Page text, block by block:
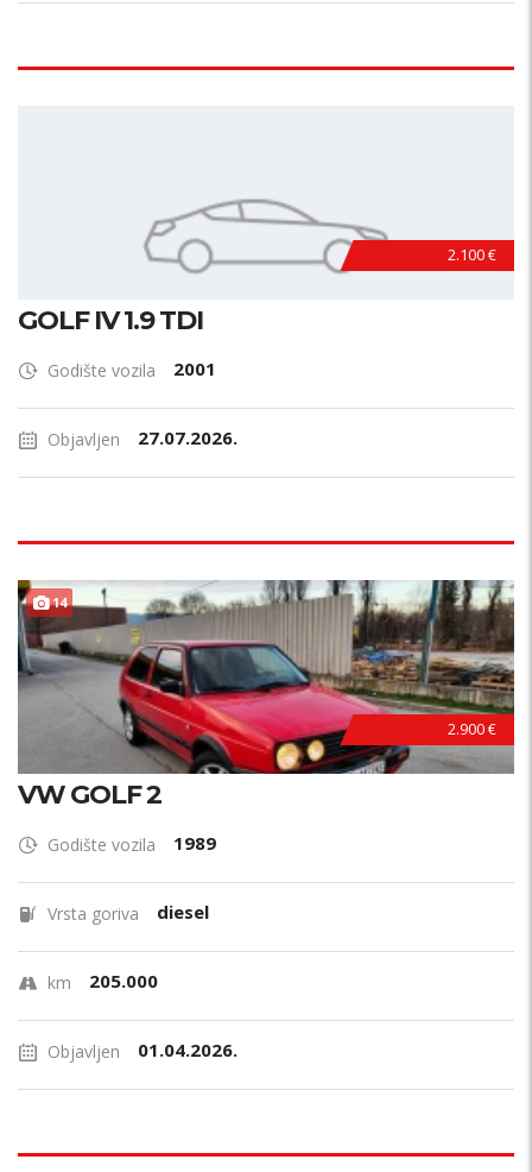
2.100 €
GOLF IV 1.9 TDI
Godište vozila 2001
Objavljen 27.07.2026.
14
2.900 €
VW GOLF 2
Godište vozila 1989
Vrsta goriva diesel
km 205.000
Objavljen 01.04.2026.